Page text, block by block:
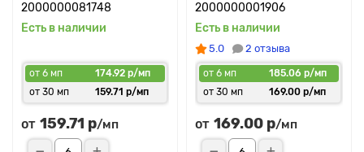
2000000081748
Есть в наличии
от 6 мп
174.92 р/мп
от 30 мп
159.71 р/мп
от 159.71 р/мп
2000000001906
Есть в наличии
5.0 2 отзыва
от 6 мп
185.06 р/мп
от 30 мп
169.00 р/мп
от 169.00 р/мп